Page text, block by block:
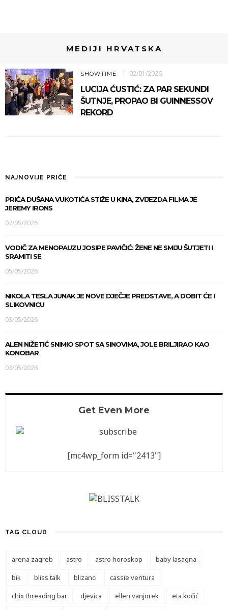
MEDIJI HRVATSKA
SHOWTIME 02/01/2026
LUCIJA ĆUSTIĆ: ZA PAR SEKUNDI
ŠUTNJE, PROPAO BI GUINNESSOV
REKORD
NAJNOVIJE PRIČE
PRIČA DUŠANA VUKOTIĆA STIŽE U KINA, ZVIJEZDA FILMA JE
JEREMY IRONS
07/05/2026
VODIČ ZA MENOPAUZU JOSIPE PAVIČIĆ: ŽENE NE SMIJU ŠUTJETI I
SRAMITI SE
05/05/2026
NIKOLA TESLA JUNAK JE NOVE DJEČJE PREDSTAVE, A DOBIT ĆE I
SLIKOVNICU
03/05/2026
ALEN NIŽETIĆ SNIMIO SPOT SA SINOVIMA, JOLE BRILJIRAO KAO
KONOBAR
03/05/2026
Get Even More
[mc4wp_form id="2413"]
TAG CLOUD
arena zagreb astro astro horoskop
baby lasagna
bik
bliss talk blizanci
cassie ventura
chix threading bar
djevica ellen vanjorek
eta kočić